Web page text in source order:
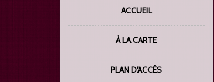
ACCUEIL
À LA CARTE
PLAN D'ACCÈS